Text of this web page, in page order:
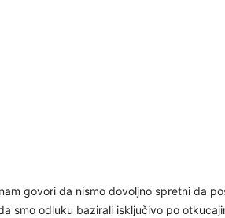
govori da nismo dovoljno spretni da
smo odluku bazirali isključivo po